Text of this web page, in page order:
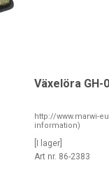
Växelöra GH-
http://www.marwi-
information)
[I lager]
Art nr. 86-2383